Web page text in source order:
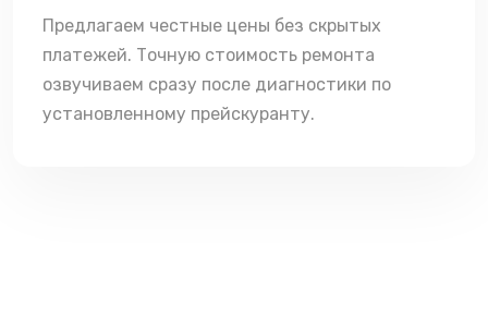
Предлагаем честные цены без скрытых
платежей. Точную стоимость ремонта
озвучиваем сразу после диагностики по
установленному прейскуранту.